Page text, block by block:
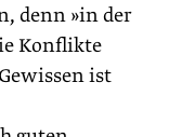
denn »in der
Konflikte
ist